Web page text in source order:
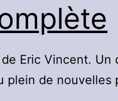
Eric Vincent.
plein de nouvelles